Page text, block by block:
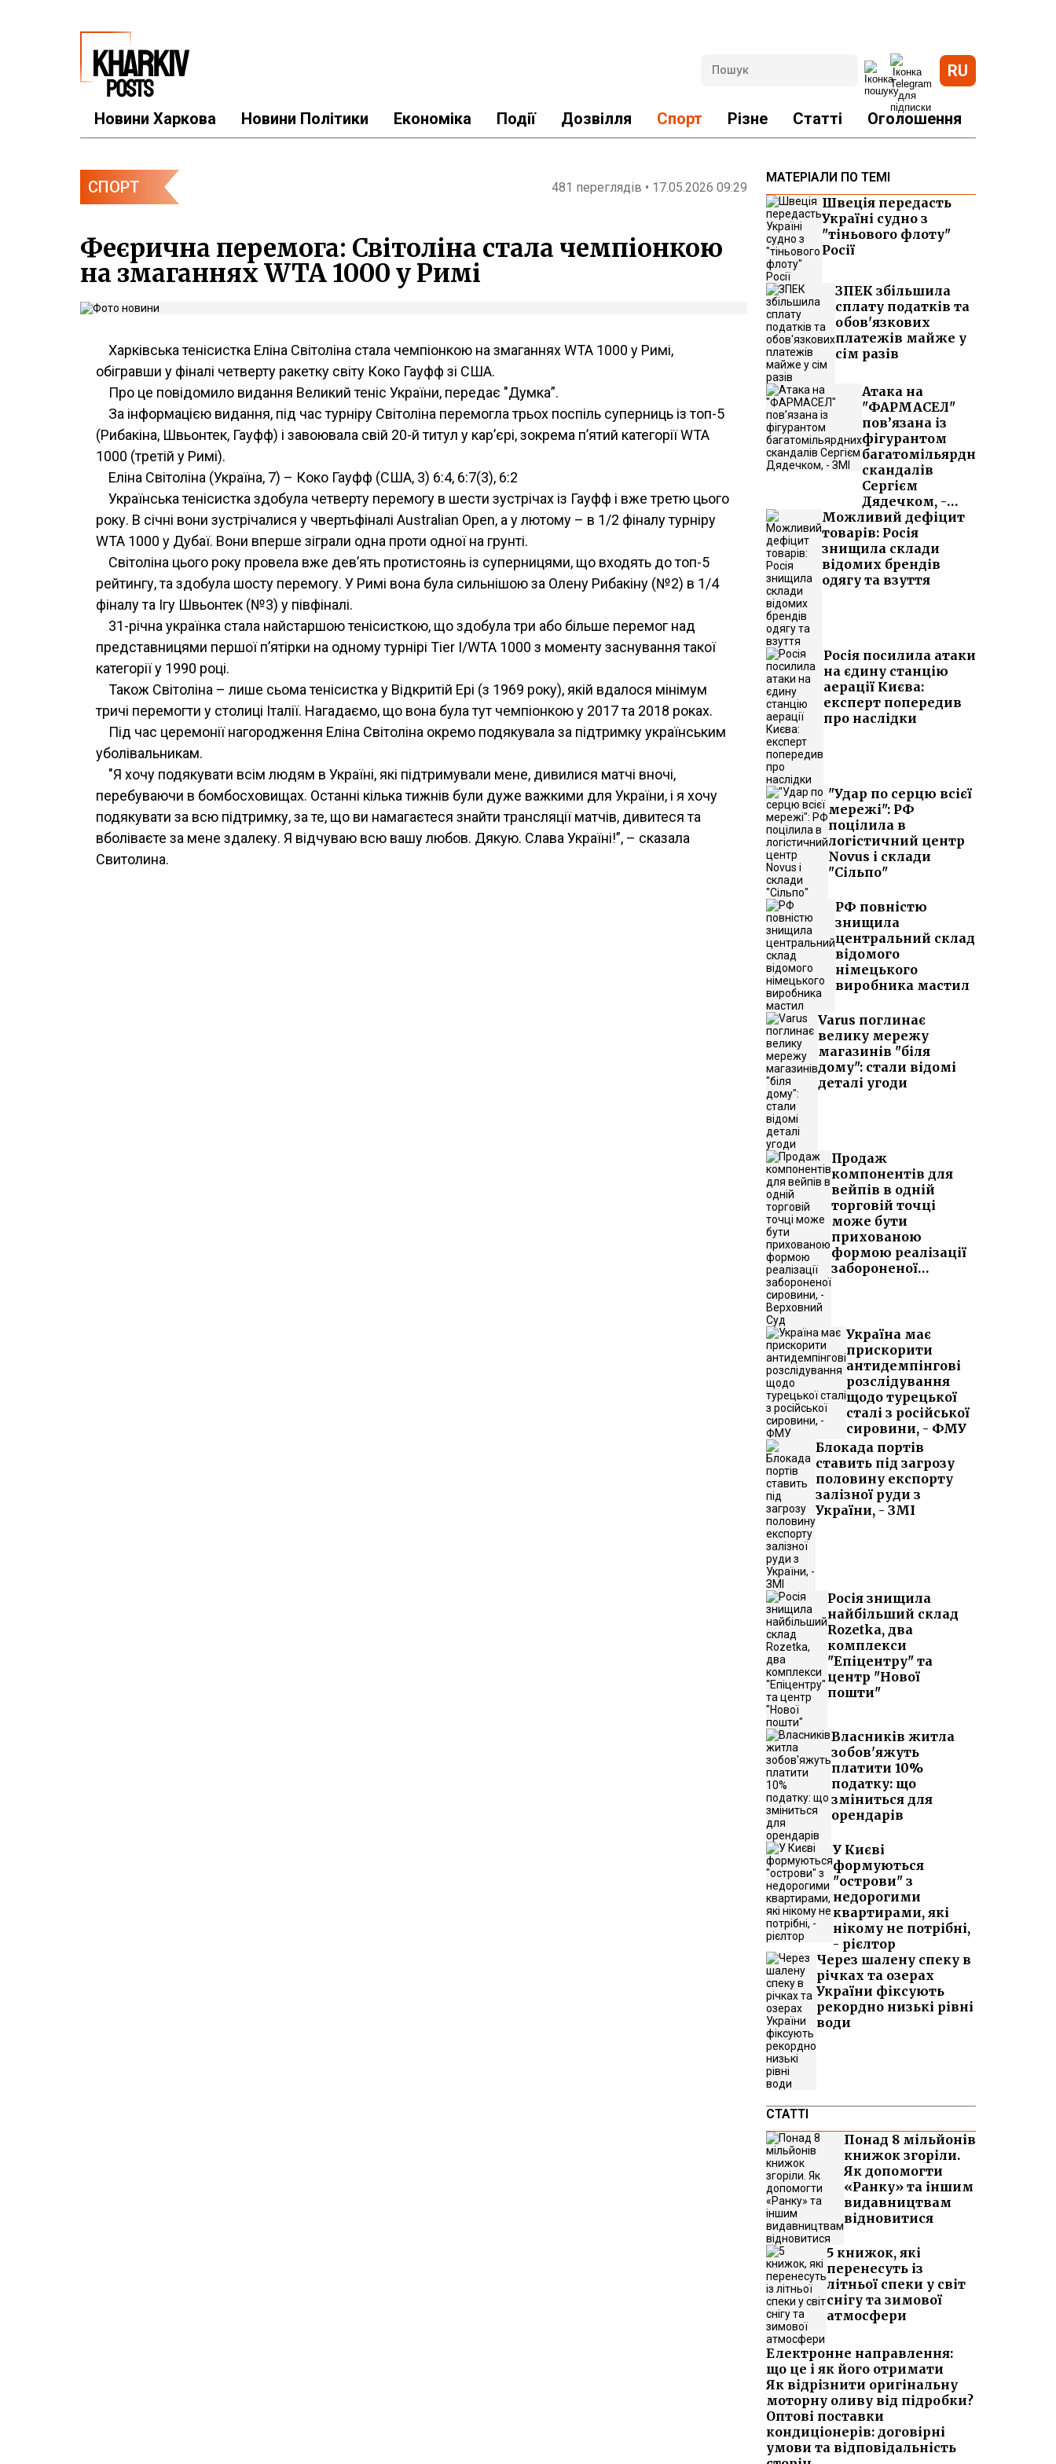
RU
Новини Харкова Новини Політики Економіка Події Дозвілля Спорт Різне Статті Оголошення
СПОРТ 481 переглядів • 17.05.2026 09:29
Феєрична перемога: Світоліна стала чемпіонкою
на змаганнях WTA 1000 у Римі
Харківська тенісистка Еліна Світоліна стала чемпіонкою на змаганнях WTA 1000 у Римі,
обігравши у фіналі четверту ракетку світу Коко Гауфф зі США.
Про це повідомило видання Великий теніс України, передає "Думка”.
За інформацією видання, під час турніру Світоліна перемогла трьох поспіль суперниць із топ-5
(Рибакіна, Швьонтек, Гауфф) і завоювала свій 20-й титул у кар’єрі, зокрема п’ятий категорії WTA
1000 (третій у Римі).
Еліна Світоліна (Україна, 7) – Коко Гауфф (США, 3) 6:4, 6:7(3), 6:2
Українська тенісистка здобула четверту перемогу в шести зустрічах із Гауфф і вже третю цього
року. В січні вони зустрічалися у чвертьфіналі Australian Open, а у лютому – в 1/2 фіналу турніру
WTA 1000 у Дубаї. Вони вперше зіграли одна проти одної на грунті.
Світоліна цього року провела вже дев’ять протистоянь із суперницями, що входять до топ-5
рейтингу, та здобула шосту перемогу. У Римі вона була сильнішою за Олену Рибакіну (№2) в 1/4
фіналу та Ігу Швьонтек (№3) у півфіналі.
31-річна українка стала найстаршою тенісисткою, що здобула три або більше перемог над
представницями першої п’ятірки на одному турнірі Tier I/WTA 1000 з моменту заснування такої
категорії у 1990 році.
Також Світоліна – лише сьома тенісистка у Відкритій Ері (з 1969 року), якій вдалося мінімум
тричі перемогти у столиці Італії. Нагадаємо, що вона була тут чемпіонкою у 2017 та 2018 роках.
Під час церемонії нагородження Еліна Світоліна окремо подякувала за підтримку українським
уболівальникам.
"Я хочу подякувати всім людям в Україні, які підтримували мене, дивилися матчі вночі,
перебуваючи в бомбосховищах. Останні кілька тижнів були дуже важкими для України, і я хочу
подякувати за всю підтримку, за те, що ви намагаєтеся знайти трансляції матчів, дивитеся та
вболіваєте за мене здалеку. Я відчуваю всю вашу любов. Дякую. Слава Україні!”, – сказала
Свитолина.
МАТЕРІАЛИ ПО ТЕМІ
Швеція передасть
Україні судно з
"тіньового флоту"
Росії
ЗПЕК збільшила
сплату податків та
обов'язкових
платежів майже у
сім разів
Атака на
"ФАРМАСЕЛ"
пов’язана із
фігурантом
багатомільярдних
скандалів
Сергієм
Дядечком, -
ЗМІ
Можливий дефіцит
товарів: Росія
знищила склади
відомих брендів
одягу та взуття
Росія посилила атаки
на єдину станцію
аерації Києва:
експерт попередив
про наслідки
"Удар по серцю всієї
мережі": РФ
поцілила в
логістичний центр
Novus і склади
"Сільпо"
РФ повністю
знищила
центральний склад
відомого
німецького
виробника мастил
Varus поглинає
велику мережу
магазинів "біля
дому": стали відомі
деталі угоди
Продаж
компонентів для
вейпів в одній
торговій точці
може бути
прихованою
формою реалізації
забороненої
Україна має
прискорити
антидемпінгові
розслідування
щодо турецької
сталі з російської
сировини, - ФМУ
Блокада портів
ставить під загрозу
половину експорту
залізної руди з
України, - ЗМІ
Росія знищила
найбільший склад
Rozetka, два
комплекси
"Епіцентру" та
центр "Нової
пошти"
Власників житла
зобов'яжуть
платити 10%
податку: що
зміниться для
орендарів
У Києві
формуються
"острови" з
недорогими
квартирами, які
нікому не потрібні,
- рієлтор
Через шалену спеку в
річках та озерах
України фіксують
рекордно низькі рівні
води
СТАТТІ
Понад 8 мільйонів
книжок згоріли.
Як допомогти
«Ранку» та іншим
видавництвам
відновитися
5 книжок, які
перенесуть із
літньої спеки у світ
снігу та зимової
атмосфери
Електронне направлення:
що це і як його отримати
Як відрізнити оригінальну
моторну оливу від підробки?
Оптові поставки
кондиціонерів: договірні
умови та відповідальність